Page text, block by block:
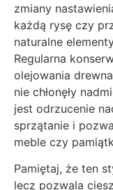
zmiany
każdą rysę czy
naturalne
Regularna
olejowania
nie chłonęły
jest odrzucenie
sprzątanie i
meble czy
Pamiętaj, że ten
lecz pozwala